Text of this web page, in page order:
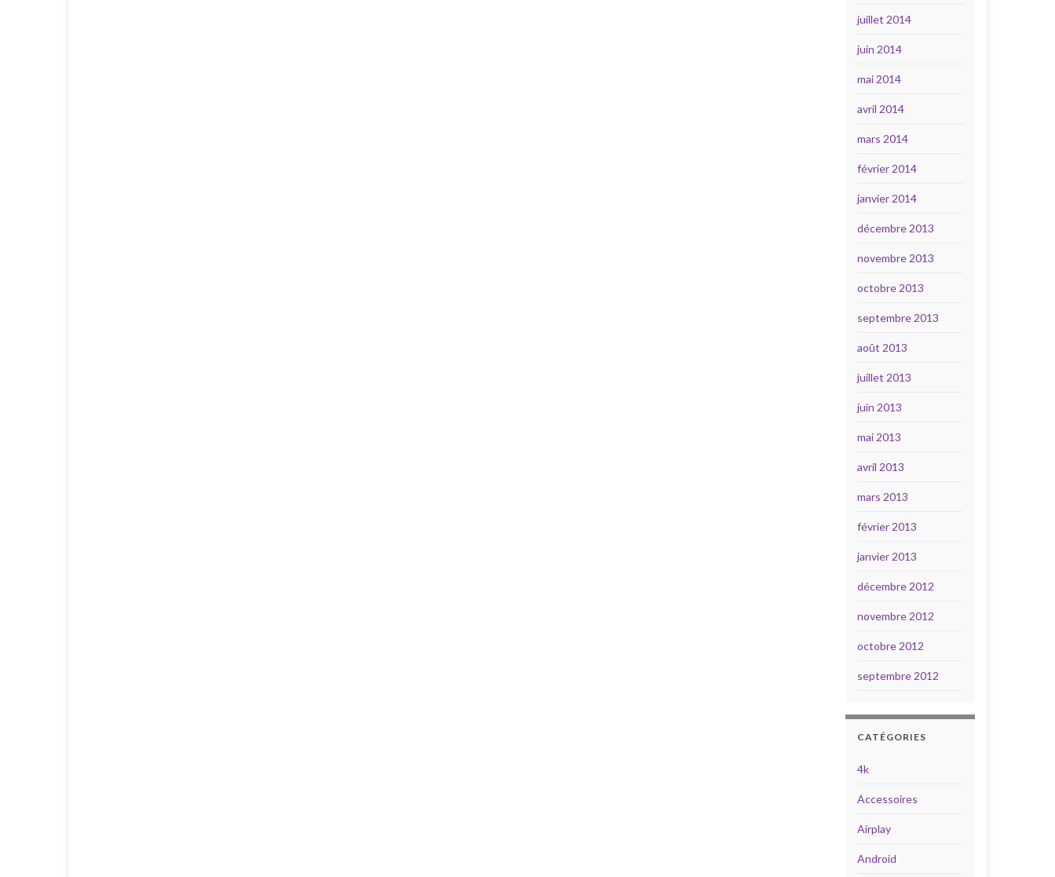
juillet 2014
juin 2014
mai 2014
avril 2014
mars 2014
février 2014
janvier 2014
décembre 2013
novembre 2013
octobre 2013
septembre 2013
août 2013
juillet 2013
juin 2013
mai 2013
avril 2013
mars 2013
février 2013
janvier 2013
décembre 2012
novembre 2012
octobre 2012
septembre 2012
CATÉGORIES
4k
Accessoires
Airplay
Android